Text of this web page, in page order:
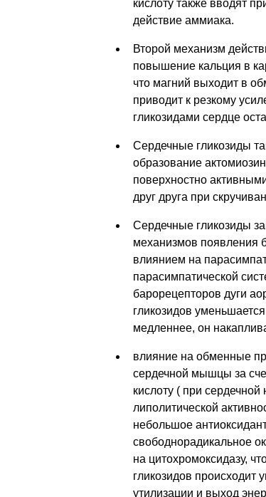
кислоту также вводят
действие аммиака.
Второй механизм
повышение кальция в
что магний выходит в
приводит к резкому
гликозидами сердце
Сердечные гликозиды
образование
поверхностно
друг друга при
Сердечные гликозиды
механизмов появления
влиянием на
парасимпатической
барорецепторов дуги
гликозидов
медленнее, он
влияние на обменные
сердечной мышцы за
кислоту ( при сердечной
липолитической
небольшое
свободнорадикальное
на цитохромоксидазу,
гликозидов
утилизации и выход